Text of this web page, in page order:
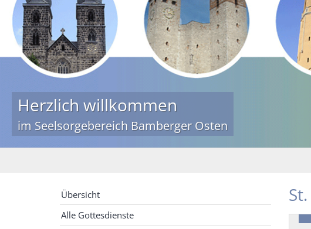
Herzlich willkommen
im Seelsorgebereich Bamberger Osten
Übersicht
Alle Gottesdienste